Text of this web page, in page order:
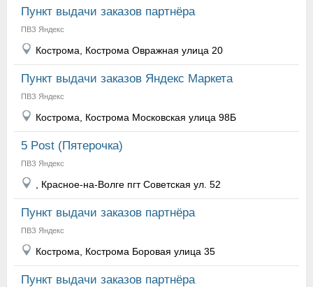
Пункт выдачи заказов партнёра
ПВЗ Яндекс
Кострома, Кострома Овражная улица 20
Пункт выдачи заказов Яндекс Маркета
ПВЗ Яндекс
Кострома, Кострома Московская улица 98Б
5 Post (Пятерочка)
ПВЗ Яндекс
, Красное-на-Волге пгт Советская ул. 52
Пункт выдачи заказов партнёра
ПВЗ Яндекс
Кострома, Кострома Боровая улица 35
Пункт выдачи заказов партнёра